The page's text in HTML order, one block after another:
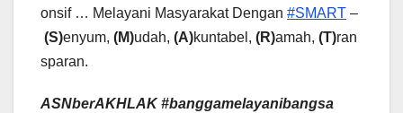
onsif … Melayani Masyarakat Dengan #SMART –
(S)enyum, (M)udah, (A)kuntabel, (R)amah, (T)ran
sparan.
ASNberAKHLAK #banggamelayanibangsa